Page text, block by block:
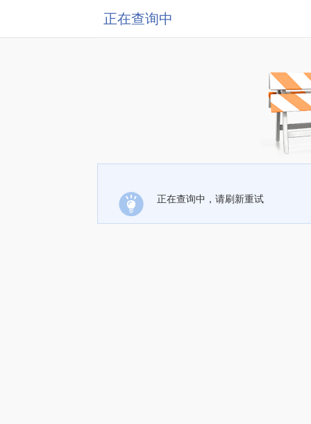
正在查询中
正在查询中，请刷新重试